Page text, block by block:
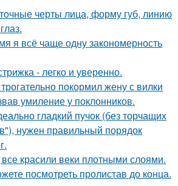
черты лица, форму губ, линию
я всё чаще одну закономерность
- легко и уверенно.
покормил жену с вилки
умиление у поклонников.
гладкий пучок (без торчащих
нужен правильный порядок
красили веки плотными слоями.
посмотреть пролистав до конца.